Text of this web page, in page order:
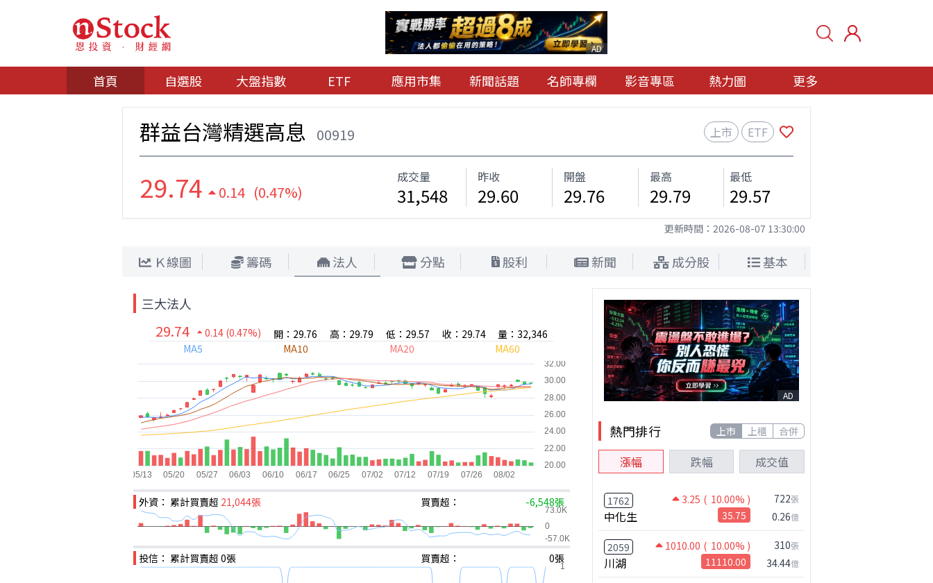
AD
首頁 自選股 大盤指數 ETF 應用市集 新聞話題 名師專欄 影音專區 熱力圖 更多
群益台灣精選高息 00919 上市 ETF
29.74 0.14 (0.47%)
成交量
31,548
昨收
29.60
開盤
29.76
最高
29.79
最低
29.57
更新時間： 2026-08-07 13:30:00
Ｋ線圖 籌碼 法人 分點 股利 新聞 成分股 基本
三大法人
29.74 0.14 (0.47%) 開：29.76 高：29.79 低：29.57 收：29.74
量：32,346
MA5
MA10 MA20 MA60
外資： 累計買賣超 21,044張 買賣超： -6,548張
投信： 累計買賣超 0張 買賣超： 0張
AD
熱門排行 上市 上櫃 合併
漲幅 跌幅 成交值
1762 3.25 ( 10.00% )
中化生 35.75
722張
0.26億
2059 1010.00 ( 10.00% )
川湖 11110.00
310張
34.44億